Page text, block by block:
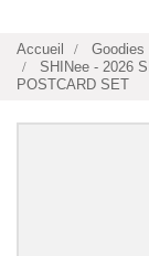
Accueil Goodies
SHINee - 2026
POSTCARD SET